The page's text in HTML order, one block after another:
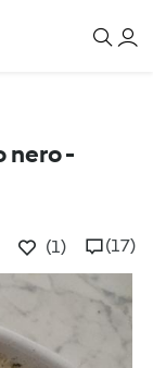
nero -
(1) (17)